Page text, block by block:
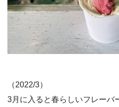
（2022/3）
3月に入ると春らしいフレーバ